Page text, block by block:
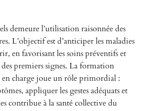
demeure l’utilisation raisonnée des
L’objectif est d’anticiper les maladies
en favorisant les soins préventifs et
premiers signes. La formation
en charge joue un rôle primordial :
appliquer les gestes adéquats et
contribue à la santé collective du